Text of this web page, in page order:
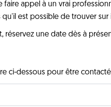
faire appel à un vrai
qu'il est possible de trouver sur
réservez une date dès à
ci-dessous pour être